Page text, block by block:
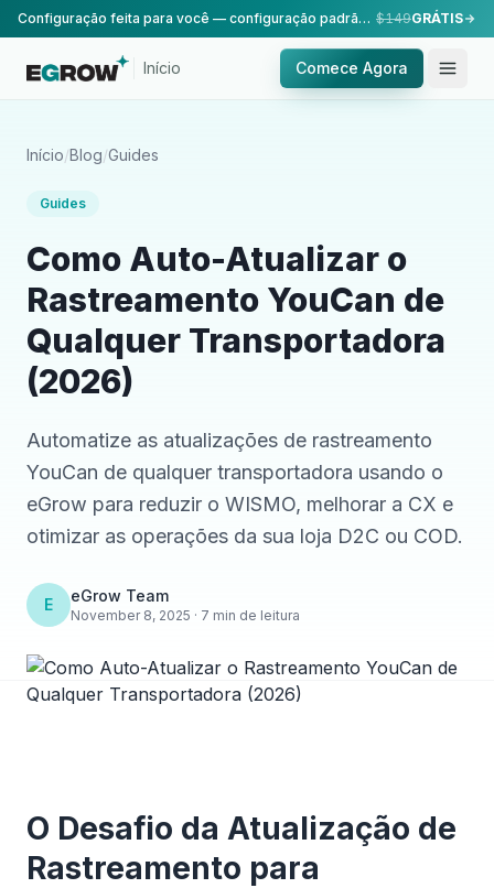
Configuração feita para você — configuração padrão, realizada pela nossa equipe. $149GRÁTIS
Início Comece Agora
Início/Blog/Guides
Guides
Como Auto-Atualizar o
Rastreamento YouCan de
Qualquer Transportadora
(2026)
Automatize as atualizações de rastreamento
YouCan de qualquer transportadora usando o
eGrow para reduzir o WISMO, melhorar a CX e
otimizar as operações da sua loja D2C ou COD.
E eGrow Team
November 8, 2025 · 7 min de leitura
O Desafio da Atualização de
Rastreamento para